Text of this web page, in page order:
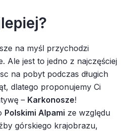
na myśl przychodzi
Ale jest to jedno z najczęściej
na pobyt podczas długich
dlatego proponujemy Ci
– Karkonosze!
Polskimi Alpami ze względu
górskiego krajobrazu,